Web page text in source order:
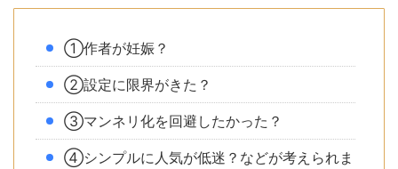
①作者が妊娠？
②設定に限界がきた？
③マンネリ化を回避したかった？
④シンプルに人気が低迷？などが考えられま